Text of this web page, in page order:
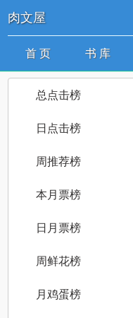
肉文屋
首 页 书 库
总点击榜
日点击榜
周推荐榜
本月票榜
日月票榜
周鲜花榜
月鸡蛋榜